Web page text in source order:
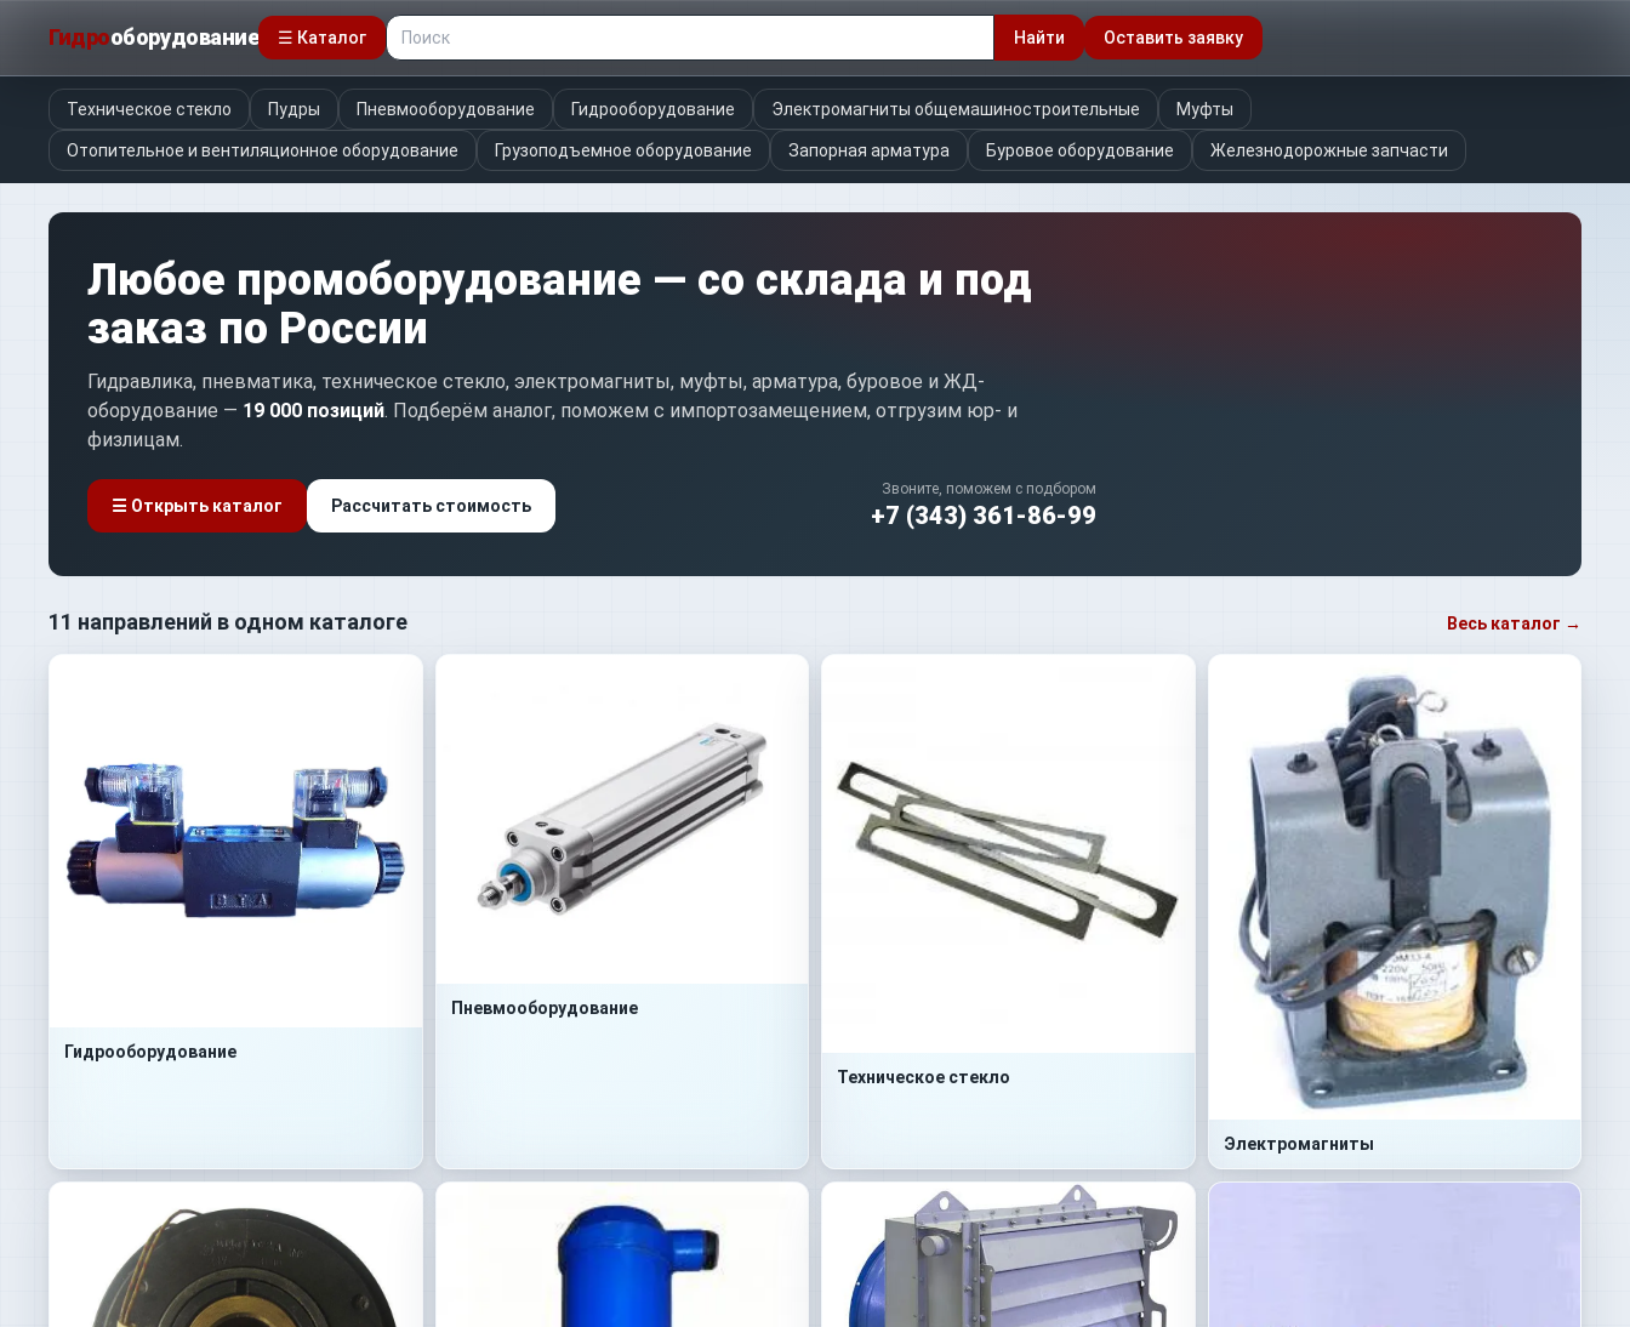
Гидрооборудование ☰ Каталог Найти Оставить заявку
Техническое стекло Пудры Пневмооборудование Гидрооборудование Электромагниты общемашиностроительные Муфты
Отопительное и вентиляционное оборудование Грузоподъемное оборудование Запорная арматура Буровое оборудование Железнодорожные запчасти
Любое промоборудование — со склада и под
заказ по России
Гидравлика, пневматика, техническое стекло, электромагниты, муфты, арматура, буровое и ЖД-
оборудование — 19 000 позиций. Подберём аналог, поможем с импортозамещением, отгрузим юр- и
физлицам.
☰ Открыть каталог Рассчитать стоимость
Звоните, поможем с подбором
+7 (343) 361-86-99
11 направлений в одном каталоге Весь каталог →
Гидрооборудование
Пневмооборудование
Техническое стекло
Электромагниты